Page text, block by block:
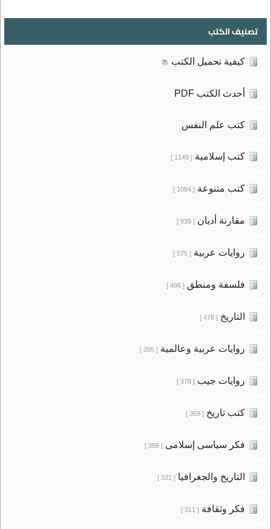
تصنيف الكتب
كيفية تحميل الكتب 📚
أحدث الكتب PDF
كتب علم النفس
كتب إسلامية[ 1149 ]
كتب متنوعة[ 1084 ]
مقارنة أديان[ 939 ]
روايات عربية[ 575 ]
فلسفة ومنطق[ 496 ]
التاريخ[ 478 ]
روايات عربية وعالمية[ 395 ]
روايات جيب[ 378 ]
كتب تاريخ[ 359 ]
فكر سياسى إسلامى[ 356 ]
التاريخ والجغرافيا[ 331 ]
فكر وثقافة[ 311 ]